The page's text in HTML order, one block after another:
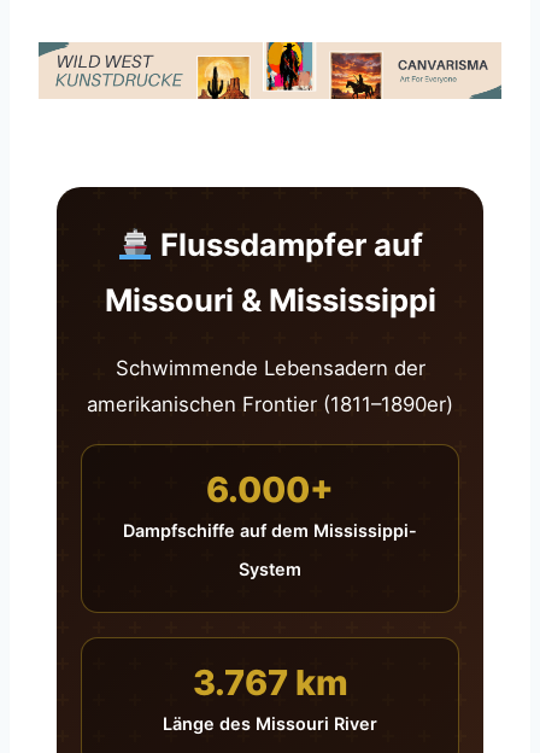
Flussdampfer auf
Missouri & Mississippi
Schwimmende Lebensadern der
amerikanischen Frontier (1811–1890er)
6.000+
Dampfschiffe auf dem Mississippi-
System
3.767 km
Länge des Missouri River